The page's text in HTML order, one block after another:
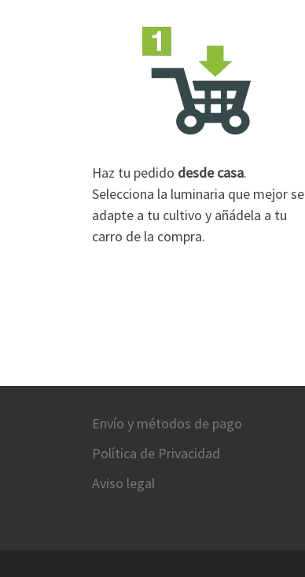
Haz tu pedido desde casa.
Selecciona la luminaria que mejor se
adapte a tu cultivo y añádela a tu
carro de la compra.
Envío y métodos de pago
Política de Privacidad
Aviso legal